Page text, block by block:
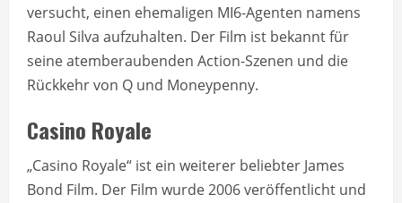
versucht, einen ehemaligen MI6-Agenten namens
Raoul Silva aufzuhalten. Der Film ist bekannt für
seine atemberaubenden Action-Szenen und die
Rückkehr von Q und Moneypenny.
Casino Royale
„Casino Royale“ ist ein weiterer beliebter James
Bond Film. Der Film wurde 2006 veröffentlicht und